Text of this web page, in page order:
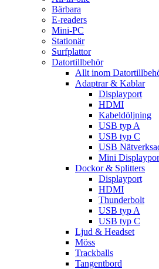
Bärbara
E-readers
Mini-PC
Stationär
Surfplattor
Datortillbehör
Allt inom
Adaptrar & Kablar
Displayport
HDMI
Kabeldöljning
USB typ A
USB typ C
USB
Mini
Dockor & Splitters
Displayport
HDMI
Thunderbolt
USB typ A
USB typ C
Ljud & Headset
Möss
Trackballs
Tangentbord